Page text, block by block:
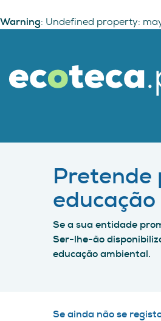
Warning: Undefined property:
Pretende
Se a sua entidade
Ser-lhe-ão
educação ambiental.
Se ainda não se